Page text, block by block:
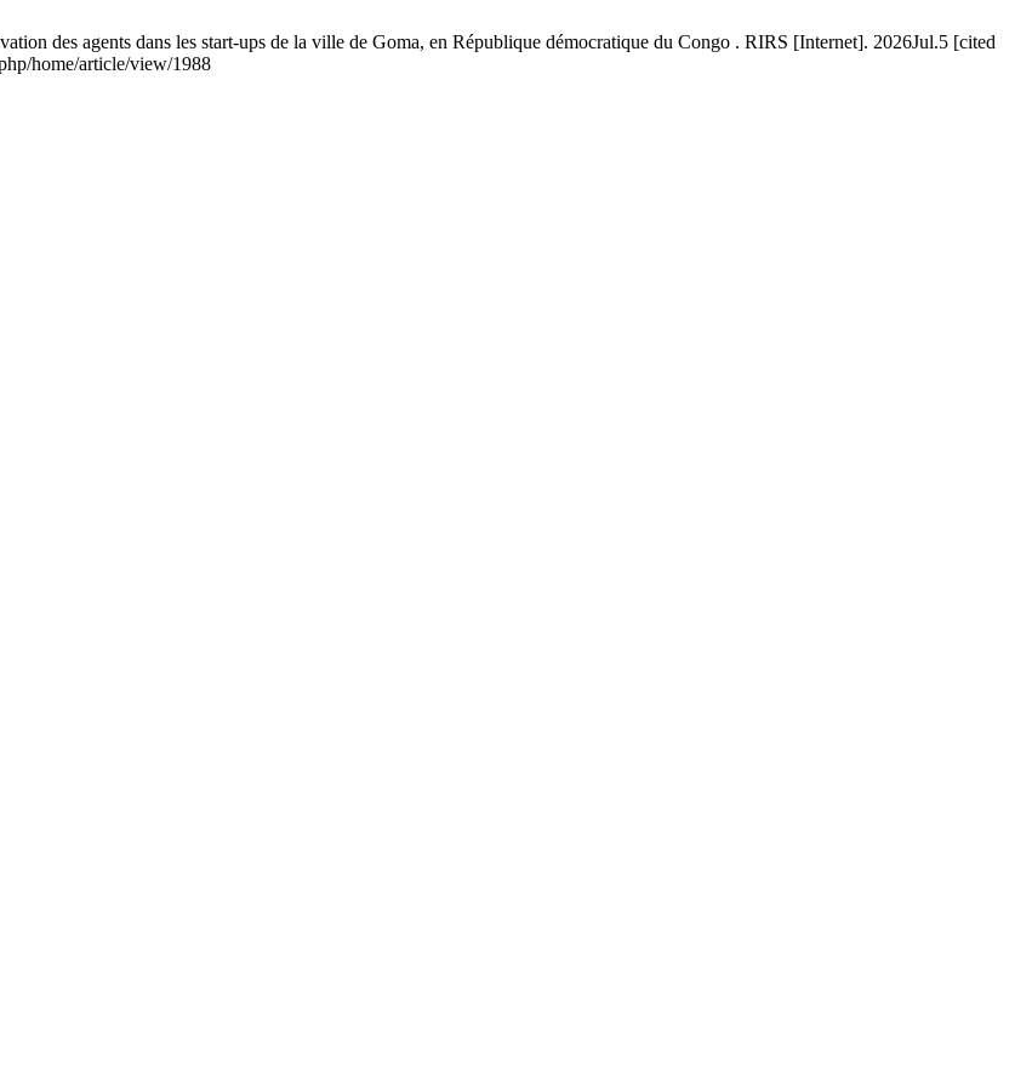
des agents dans les start-ups de la ville de Goma, en République démocratique du Congo . RIRS [Internet]. 2026Jul.5 [cited
home/article/view/1988